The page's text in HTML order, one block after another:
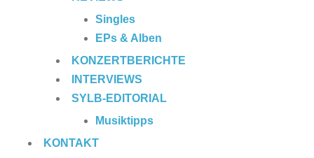
Singles
EPs & Alben
KONZERTBERICHTE
INTERVIEWS
SYLB-EDITORIAL
Musiktipps
KONTAKT